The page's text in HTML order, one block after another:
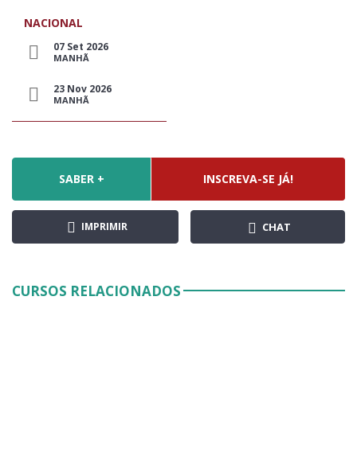
NACIONAL
07 Set 2026
MANHÃ
23 Nov 2026
MANHÃ
SABER + INSCREVA-SE JÁ!
IMPRIMIR CHAT
CURSOS RELACIONADOS